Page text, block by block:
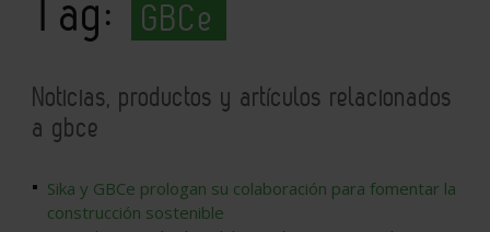
Tag: GBCe
Noticias, productos y artículos relacionados
a gbce
Sika y GBCe prologan su colaboración para fomentar la
construcción sostenible